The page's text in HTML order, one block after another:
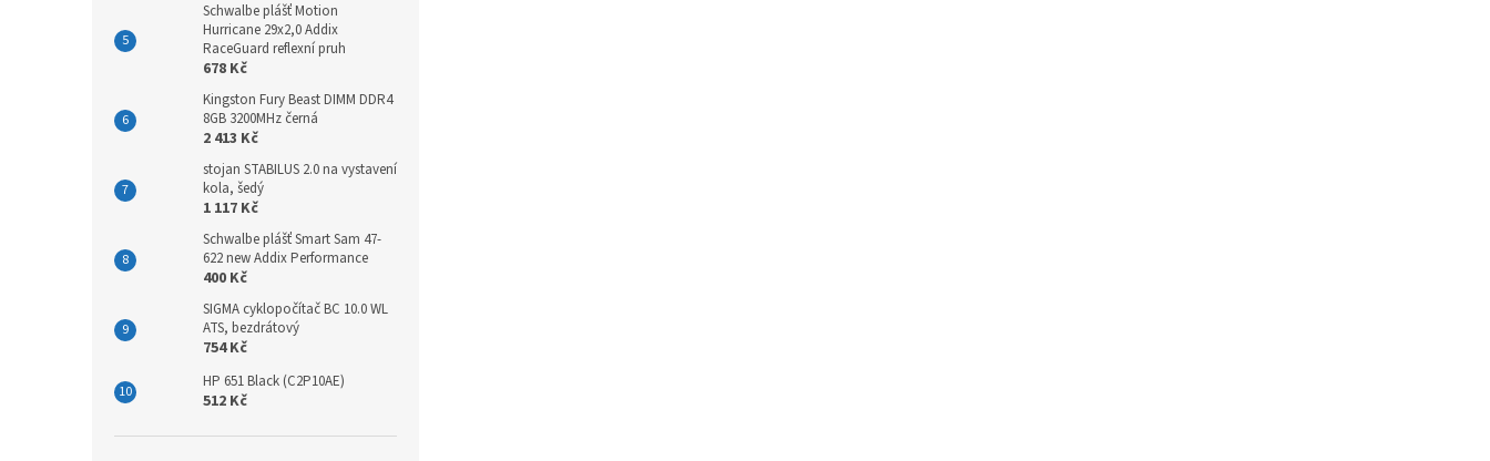
Schwalbe plášť Motion
Hurricane 29x2,0 Addix
RaceGuard reflexní pruh
678 Kč
Kingston Fury Beast DIMM DDR4
8GB 3200MHz černá
2 413 Kč
stojan STABILUS 2.0 na vystavení
kola, šedý
1 117 Kč
Schwalbe plášť Smart Sam 47-
622 new Addix Performance
400 Kč
SIGMA cyklopočítač BC 10.0 WL
ATS, bezdrátový
754 Kč
HP 651 Black (C2P10AE)
512 Kč